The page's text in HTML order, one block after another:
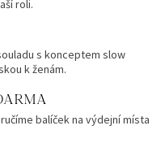
roli.
s konceptem slow
k ženám.
balíček na výdejní místa